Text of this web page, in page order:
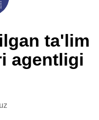
ta'lim
agentligi